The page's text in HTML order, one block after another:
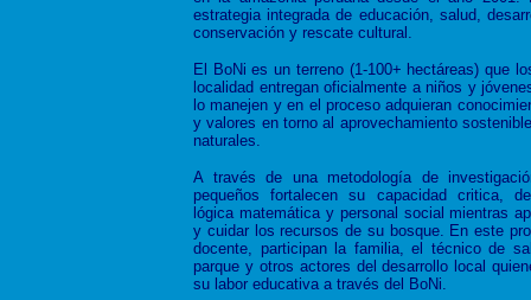
estrategia integrada de educación, salud,
conservación y rescate cultural.
El BoNi es un terreno (1-100+ hectáreas) que
localidad entregan oficialmente a niños y
lo manejen y en el proceso adquieran
y valores en torno al aprovechamiento
naturales.
A través de una metodología de
pequeños fortalecen su capacidad critica,
lógica matemática y personal social mientras
y cuidar los recursos de su bosque. En este
docente, participan la familia, el técnico de
parque y otros actores del desarrollo local
su labor educativa a través del BoNi.